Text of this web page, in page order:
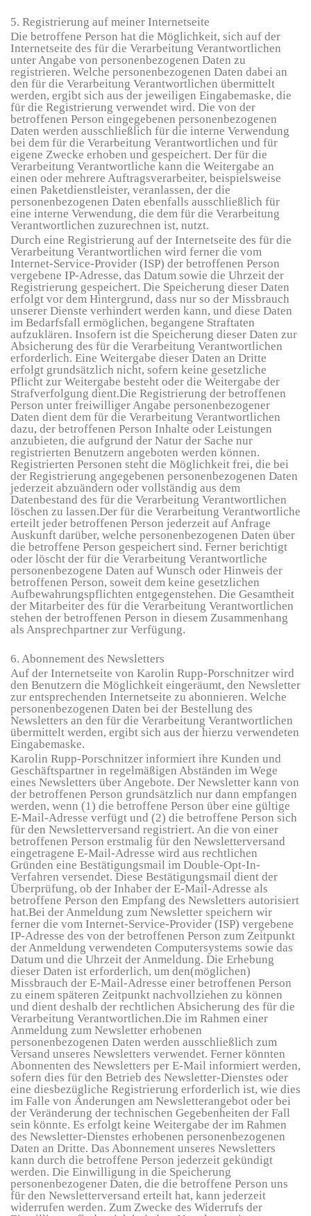
5. Registrierung auf meiner Internetseite
Die betroffene Person hat die Möglichkeit, sich auf der
Internetseite des für die Verarbeitung Verantwortlichen
unter Angabe von personenbezogenen Daten zu
registrieren. Welche personenbezogenen Daten dabei an
den für die Verarbeitung Verantwortlichen übermittelt
werden, ergibt sich aus der jeweiligen Eingabemaske, die
für die Registrierung verwendet wird. Die von der
betroffenen Person eingegebenen personenbezogenen
Daten werden ausschließlich für die interne Verwendung
bei dem für die Verarbeitung Verantwortlichen und für
eigene Zwecke erhoben und gespeichert. Der für die
Verarbeitung Verantwortliche kann die Weitergabe an
einen oder mehrere Auftragsverarbeiter, beispielsweise
einen Paketdienstleister, veranlassen, der die
personenbezogenen Daten ebenfalls ausschließlich für
eine interne Verwendung, die dem für die Verarbeitung
Verantwortlichen zuzurechnen ist, nutzt.
Durch eine Registrierung auf der Internetseite des für die
Verarbeitung Verantwortlichen wird ferner die vom
Internet-Service-Provider (ISP) der betroffenen Person
vergebene IP-Adresse, das Datum sowie die Uhrzeit der
Registrierung gespeichert. Die Speicherung dieser Daten
erfolgt vor dem Hintergrund, dass nur so der Missbrauch
unserer Dienste verhindert werden kann, und diese Daten
im Bedarfsfall ermöglichen, begangene Straftaten
aufzuklären. Insofern ist die Speicherung dieser Daten zur
Absicherung des für die Verarbeitung Verantwortlichen
erforderlich. Eine Weitergabe dieser Daten an Dritte
erfolgt grundsätzlich nicht, sofern keine gesetzliche
Pflicht zur Weitergabe besteht oder die Weitergabe der
Strafverfolgung dient.Die Registrierung der betroffenen
Person unter freiwilliger Angabe personenbezogener
Daten dient dem für die Verarbeitung Verantwortlichen
dazu, der betroffenen Person Inhalte oder Leistungen
anzubieten, die aufgrund der Natur der Sache nur
registrierten Benutzern angeboten werden können.
Registrierten Personen steht die Möglichkeit frei, die bei
der Registrierung angegebenen personenbezogenen Daten
jederzeit abzuändern oder vollständig aus dem
Datenbestand des für die Verarbeitung Verantwortlichen
löschen zu lassen.Der für die Verarbeitung Verantwortliche
erteilt jeder betroffenen Person jederzeit auf Anfrage
Auskunft darüber, welche personenbezogenen Daten über
die betroffene Person gespeichert sind. Ferner berichtigt
oder löscht der für die Verarbeitung Verantwortliche
personenbezogene Daten auf Wunsch oder Hinweis der
betroffenen Person, soweit dem keine gesetzlichen
Aufbewahrungspflichten entgegenstehen. Die Gesamtheit
der Mitarbeiter des für die Verarbeitung Verantwortlichen
stehen der betroffenen Person in diesem Zusammenhang
als Ansprechpartner zur Verfügung.
6. Abonnement des Newsletters
Auf der Internetseite von Karolin Rupp-Porschnitzer wird
den Benutzern die Möglichkeit eingeräumt, den Newsletter
zur entsprechenden Internetseite zu abonnieren. Welche
personenbezogenen Daten bei der Bestellung des
Newsletters an den für die Verarbeitung Verantwortlichen
übermittelt werden, ergibt sich aus der hierzu verwendeten
Eingabemaske.
Karolin Rupp-Porschnitzer informiert ihre Kunden und
Geschäftspartner in regelmäßigen Abständen im Wege
eines Newsletters über Angebote. Der Newsletter kann von
der betroffenen Person grundsätzlich nur dann empfangen
werden, wenn (1) die betroffene Person über eine gültige
E-Mail-Adresse verfügt und (2) die betroffene Person sich
für den Newsletterversand registriert. An die von einer
betroffenen Person erstmalig für den Newsletterversand
eingetragene E-Mail-Adresse wird aus rechtlichen
Gründen eine Bestätigungsmail im Double-Opt-In-
Verfahren versendet. Diese Bestätigungsmail dient der
Überprüfung, ob der Inhaber der E-Mail-Adresse als
betroffene Person den Empfang des Newsletters autorisiert
hat.Bei der Anmeldung zum Newsletter speichern wir
ferner die vom Internet-Service-Provider (ISP) vergebene
IP-Adresse des von der betroffenen Person zum Zeitpunkt
der Anmeldung verwendeten Computersystems sowie das
Datum und die Uhrzeit der Anmeldung. Die Erhebung
dieser Daten ist erforderlich, um den(möglichen)
Missbrauch der E-Mail-Adresse einer betroffenen Person
zu einem späteren Zeitpunkt nachvollziehen zu können
und dient deshalb der rechtlichen Absicherung des für die
Verarbeitung Verantwortlichen.Die im Rahmen einer
Anmeldung zum Newsletter erhobenen
personenbezogenen Daten werden ausschließlich zum
Versand unseres Newsletters verwendet. Ferner könnten
Abonnenten des Newsletters per E-Mail informiert werden,
sofern dies für den Betrieb des Newsletter-Dienstes oder
eine diesbezügliche Registrierung erforderlich ist, wie dies
im Falle von Änderungen am Newsletterangebot oder bei
der Veränderung der technischen Gegebenheiten der Fall
sein könnte. Es erfolgt keine Weitergabe der im Rahmen
des Newsletter-Dienstes erhobenen personenbezogenen
Daten an Dritte. Das Abonnement unseres Newsletters
kann durch die betroffene Person jederzeit gekündigt
werden. Die Einwilligung in die Speicherung
personenbezogener Daten, die die betroffene Person uns
für den Newsletterversand erteilt hat, kann jederzeit
widerrufen werden. Zum Zwecke des Widerrufs der